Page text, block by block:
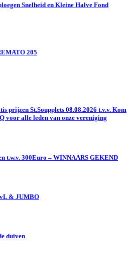
Snelheid en Kleine Halve Fond
205
prijzen St.Soupplets 08.08.2026 t.v.v. Kom
voor alle leden van onze vereniging
t.w.v. 300Euro – WINNAARS GEKEND
& JUMBO
duiven